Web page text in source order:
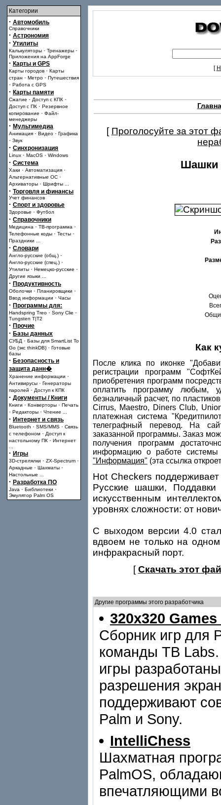
Категории
· Автомобиль
Справочники
· Астрономия
· Утилиты
Калькуляторы · Тренажеры ·
Приложения на AppForge
· Карты и GPS
Карты городов · Карты
стран · Метро · Путешествия
· Работа с GPS
· Карты памяти
Сжатие · Доступ с КПК ·
Доступ с ПК · Резервное
копирование · Файл-
менеджеры
· Мультимедиа
Анимация · Видео · Графика
· Звук
· Синхронизация
Linux · MacOS · Windows
· Система
Хаки · Автоматизация ·
Альтернативные ОС ·
Архиваторы · Шрифты
· Торговля и финансы
Учет финансов
· Спорт и здоровье
Здоровье · Футбол
· Справочники
Медицина · ТВ-программа ·
Телефонные коды · Тесты ·
Праздники
· Словари
Англо-русские (общ.) ·
Англо-русские (спец.) ·
Утилиты · Немецко-русские ·
Другие языки
· Продуктивность
Оболочки · Планировщики ·
Ввод информации · Часы
· Программы для:
Handspring Treo · Sony Clie ·
Tungsten T|T2
· Прочие
· Базы данных
СУБД · Базы для SmartList To
Go (экс thinkDB) · Готовые
базы
· Безопасность и
защита данн�
Хранение информации ·
Антивирусы · Генераторы
паролей · Доступ к КПК
· Документы / Книги
Книги · Конверторы · Печать
· Редакторы · Чтение
· Интернет и связь
Bluetooth · SMS/MMS · Связь
с телефоном · Доступ к
настольному ПК · Интернет
· Игры
3D-стрелялки · ZX-Spectrum ·
Аркадные · Шахматы ·
Настольные
· Разработка ПО
Java · Библиотеки ·
Эмулятор Palm OS
[
[ Проголосуйте за этот
Шашки
Как
После клика по иконке
регистрации программ
приобретения программ
оплатить программу любым,
безналичный расчет, по
Cirrus, Maestro, Diners Club,
платежная система
телеграфный перевод. На
заказанной программы. Заказ
получения программ
информацию о работе системы
"Информация" (эта ссылка
Hot Checkers
Русские шашки,
искусственным
уровнях сложности: от
C выходом версии 4.0
вдвоем не только на
инфракрасный порт.
[Скачать этот
Другие программы этого разработчика
320x320
Сборник игр для
команды TB
игры
разрешения
поддерживают
Palm и Sony.
IntelliChess
Шахматная
PalmOS,
впечатляющими